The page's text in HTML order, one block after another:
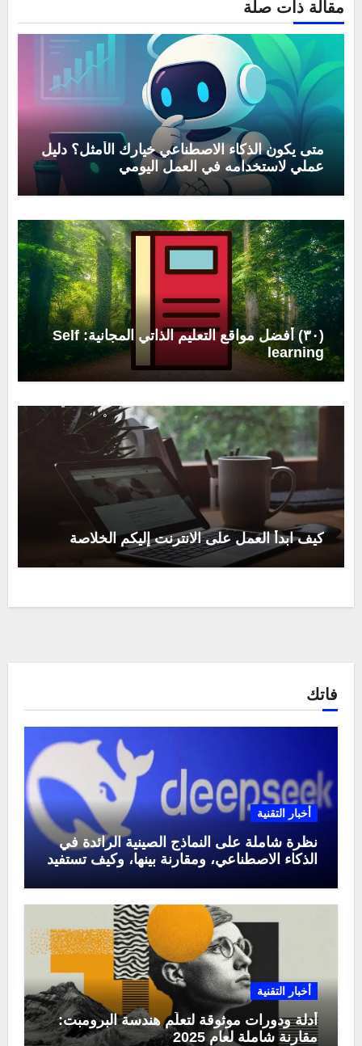
مقالة ذات صلة
متى يكون الذكاء الاصطناعي خيارك الأمثل؟ دليل
عملي لاستخدامه في العمل اليومي
(٣٠) أفضل مواقع التعليم الذاتي المجانية: Self
learning
كيف ابدأ العمل على الانترنت إليكم الخلاصة
فاتك
أخبار التقنية
نظرة شاملة على النماذج الصينية الرائدة في
الذكاء الاصطناعي، ومقارنة بينها، وكيف تستفيد
أخبار التقنية
أدلة ودورات موثوقة لتعلّم هندسة البرومبت:
مقارنة شاملة لعام 2025